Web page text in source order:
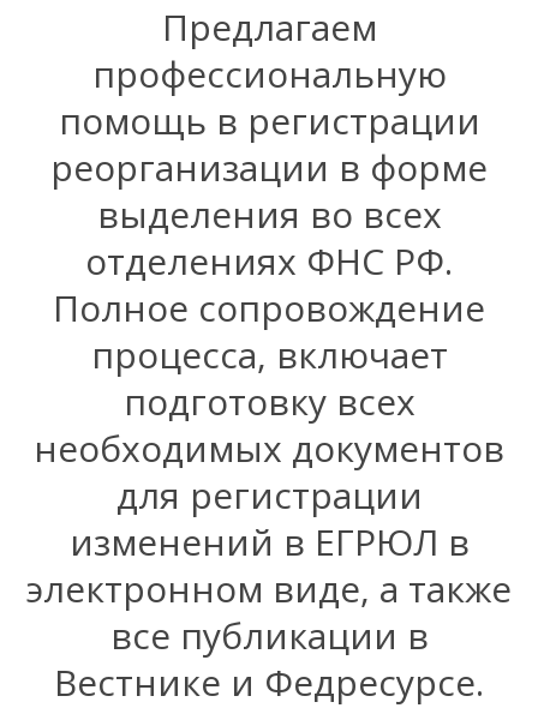
Предлагаем
профессиональную
помощь в регистрации
реорганизации в форме
выделения во всех
отделениях ФНС РФ.
Полное сопровождение
процесса, включает
подготовку всех
необходимых документов
для регистрации
изменений в ЕГРЮЛ в
электронном виде, а также
все публикации в
Вестнике и Федресурсе.